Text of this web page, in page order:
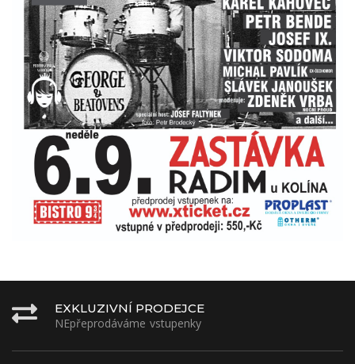
EXKLUZIVNÍ PRODEJCE
NEpřeprodáváme vstupenky